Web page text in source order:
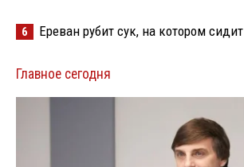
6 Ереван рубит сук, на котором сидит
Главное сегодня